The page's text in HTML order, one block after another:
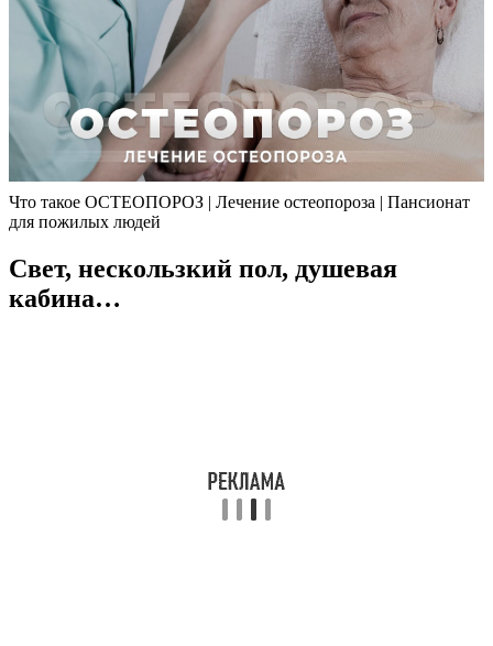
Что такое ОСТЕОПОРОЗ | Лечение остеопороза | Пансионат
для пожилых людей
Свет, нескользкий пол, душевая
кабина…